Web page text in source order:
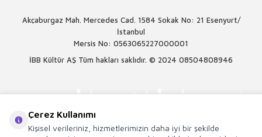
Akçaburgaz Mah. Mercedes Cad. 1584 Sokak No: 21 Esenyurt/
İstanbul
Mersis No: 0563065227000001
İBB Kültür AŞ Tüm hakları saklıdır. © 2024 08504808946
Çerez Kullanımı
Kişisel verileriniz, hizmetlerimizin daha iyi bir şekilde